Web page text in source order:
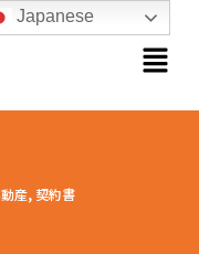
メ
ニ
ー
産, 契約書
Japanese